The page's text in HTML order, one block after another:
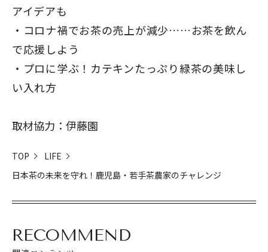
アイデアも
コロナ禍でお茶の売上が減少……お茶を飲ん
で応援しよう
プロに学ぶ！カテキンたっぷり緑茶の美味し
い入れ方
取材協力：伊藤園
TOP
LIFE
日本茶の未来を守れ！鹿児島・若手茶農家のチャレンジ
RECOMMEND